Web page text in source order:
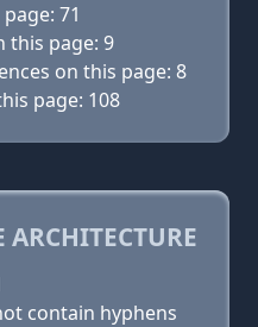
71
this page: 9
on this page: 8
page: 108
contain hyphens